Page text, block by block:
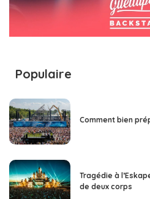
Populaire
Comment bien
Tragédie à
de deux corps